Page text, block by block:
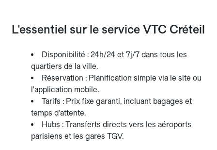
L'essentiel sur le service VTC Créteil
Disponibilité : 24h/24 et 7j/7 dans tous les
quartiers de la ville.
Réservation : Planification simple via le site ou
l'application mobile.
Tarifs : Prix fixe garanti, incluant bagages et
temps d'attente.
Hubs : Transferts directs vers les aéroports
parisiens et les gares TGV.